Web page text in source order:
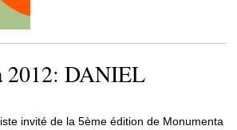
2012: DANIEL
invité de la 5ème édition de Monumenta